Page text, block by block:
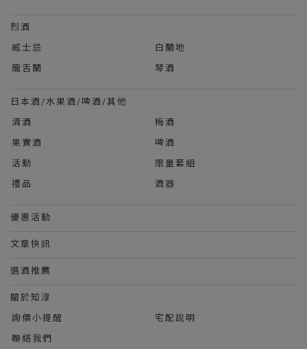
烈酒
威士忌
白蘭地
龍舌蘭
琴酒
日本酒/水果酒/啤酒/其他
清酒
梅酒
果實酒
啤酒
活動
限量套組
禮品
酒器
優惠活動
文章快訊
選酒推薦
關於知淳
詢價小提醒
宅配說明
聯絡我們